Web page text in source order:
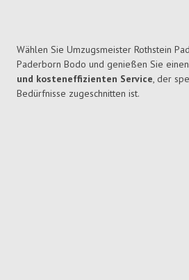
Wählen Sie Umzugsmeister Rothstein
Paderborn Bodo und genießen Sie einen
und kosteneffizienten Service, der
Bedürfnisse zugeschnitten ist.